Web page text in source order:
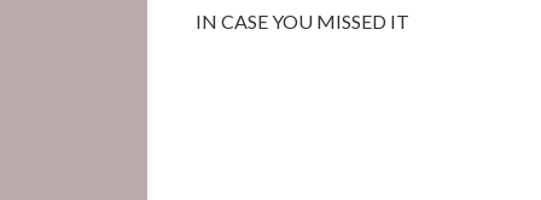
IN CASE YOU MISSED IT